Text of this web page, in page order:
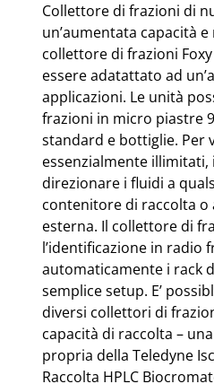
Collettore di frazioni di
un’aumentata capacità e
collettore di frazioni
essere adatattato ad
applicazioni. Le unità
frazioni in micro piastre
standard e bottiglie. Per
essenzialmente
direzionare i fluidi a
contenitore di raccolta o
esterna. Il collettore di
l’identificazione in radio
automaticamente i rack
semplice setup. E’
diversi collettori di
capacità di raccolta –
propria della Teledyne
Raccolta HPLC